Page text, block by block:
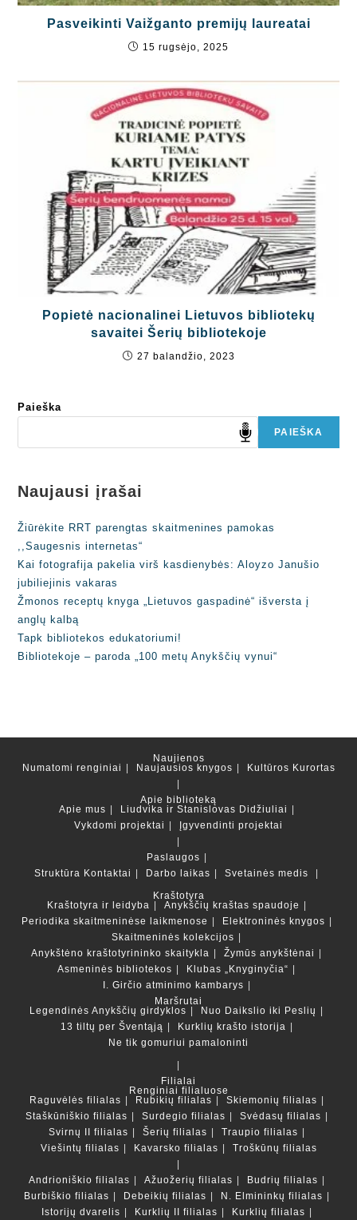
Pasveikinti Vaižganto premijų laureatai
15 rugsėjo, 2025
Popietė nacionalinei Lietuvos bibliotekų
savaitei Šerių bibliotekoje
27 balandžio, 2023
Paieška
PAIEŠKA
Naujausi įrašai
Žiūrėkite RRT parengtas skaitmenines pamokas
,,Saugesnis internetas“
Kai fotografija pakelia virš kasdienybės: Aloyzo Janušio
jubiliejinis vakaras
Žmonos receptų knyga „Lietuvos gaspadinė“ išversta į
anglų kalbą
Tapk bibliotekos edukatoriumi!
Bibliotekoje – paroda „100 metų Anykščių vynui“
Naujienos
Numatomi renginiai
Naujausios knygos Kultūros Kurortas
Apie biblioteką
Apie mus
Liudvika ir Stanislovas Didžiuliai
Vykdomi projektai
Įgyvendinti projektai
Paslaugos
Struktūra Kontaktai Darbo laikas
Svetainės medis
Kraštotyra
Kraštotyra ir leidyba
Anykščių kraštas spaudoje
Periodika skaitmeninėse laikmenose
Elektroninės knygos
Skaitmeninės kolekcijos
Anykštėno kraštotyrininko skaitykla
Žymūs anykštėnai
Asmeninės bibliotekos
Klubas „Knyginyčia“
I. Girčio atminimo kambarys
Maršrutai
Legendinės Anykščių girdyklos
Nuo Daikslio iki Peslių
13 tiltų per Šventąją
Kurklių krašto istorija
Ne tik gomuriui pamaloninti
Filialai
Renginiai filialuose
Raguvėlės filialas
Rubikių filialas
Skiemonių filialas
Staškūniškio filialas
Surdegio filialas
Svėdasų filialas
Svirnų II filialas
Šerių filialas
Traupio filialas
Viešintų filialas
Kavarsko filialas Troškūnų filialas
Andrioniškio filialas Ažuožerių filialas
Budrių filialas
Burbiškio filialas
Debeikių filialas
N. Elmininkų filialas
Istorijų dvarelis
Kurklių II filialas Kurklių filialas